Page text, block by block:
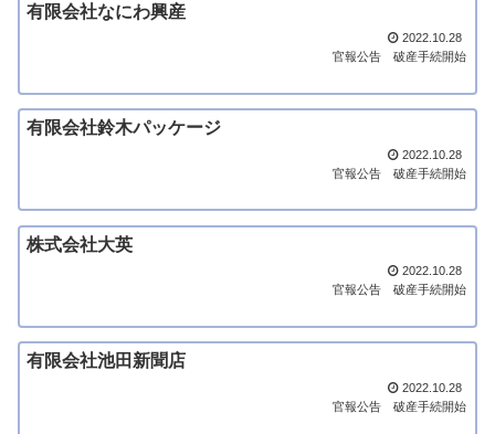
有限会社なにわ興産
2022.10.28
官報公告
破産手続開始
有限会社鈴木パッケージ
2022.10.28
官報公告
破産手続開始
株式会社大英
2022.10.28
官報公告
破産手続開始
有限会社池田新聞店
2022.10.28
官報公告
破産手続開始